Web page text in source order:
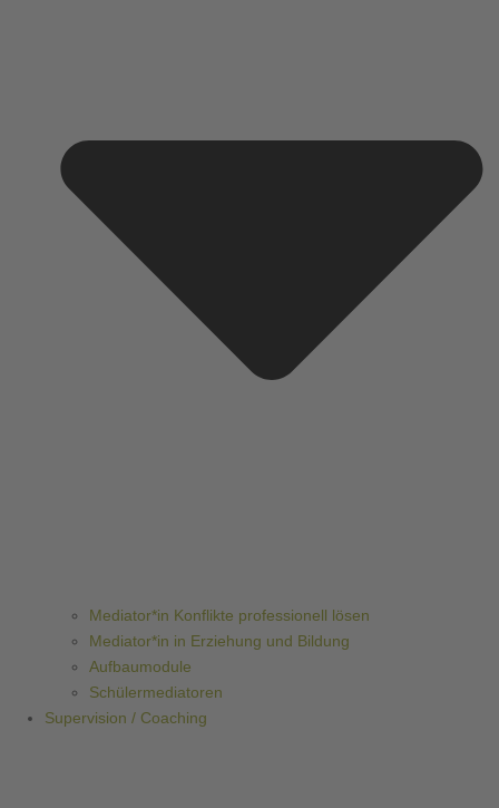
Mediator*in Konflikte professionell lösen
Mediator*in in Erziehung und Bildung
Aufbaumodule
Schülermediatoren
Supervision / Coaching